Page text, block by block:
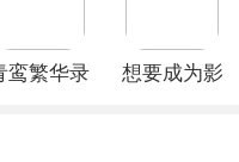
鸾繁华录
想要成为影